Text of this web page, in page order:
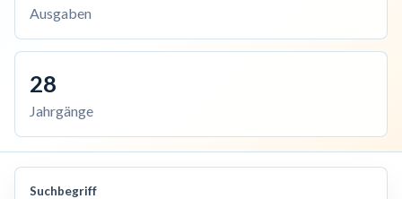
Ausgaben
28
Jahrgänge
Suchbegriff